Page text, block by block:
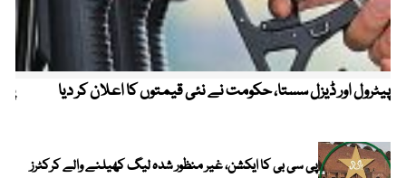
پیٹرول اور ڈیزل سستا، حکومت نے نئی قیمتوں کا اعلان کر دیا
پی سی بی کا ایکشن، غیر منظور شدہ لیگ کھیلنے والے کرکٹرز